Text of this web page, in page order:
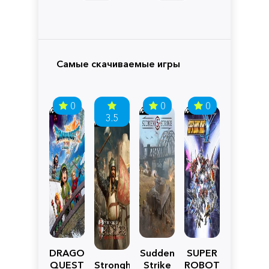
Самые скачиваемые игры
0
DRAGON
QUEST
3.5
Stronghold
0
Sudden
Strike
0
SUPER
ROBOT